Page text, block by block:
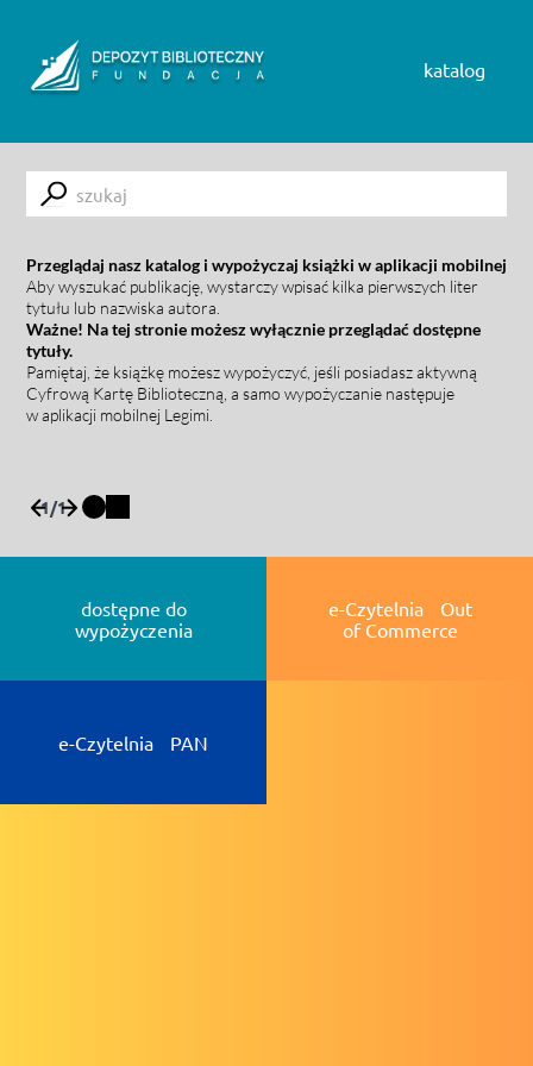
katalog
Submit
Przeglądaj nasz katalog i wypożyczaj książki w aplikacji mobilnej
Aby wyszukać publikację, wystarczy wpisać kilka pierwszych liter
tytułu lub nazwiska autora.
Ważne! Na tej stronie możesz wyłącznie przeglądać dostępne
tytuły.
Pamiętaj, że książkę możesz wypożyczyć, jeśli posiadasz aktywną
Cyfrową Kartę Biblioteczną, a samo wypożyczanie następuje
w aplikacji mobilnej Legimi.
1/1
dostępne do
wypożyczenia
e-Czytelnia Out
of Commerce
e-Czytelnia PAN